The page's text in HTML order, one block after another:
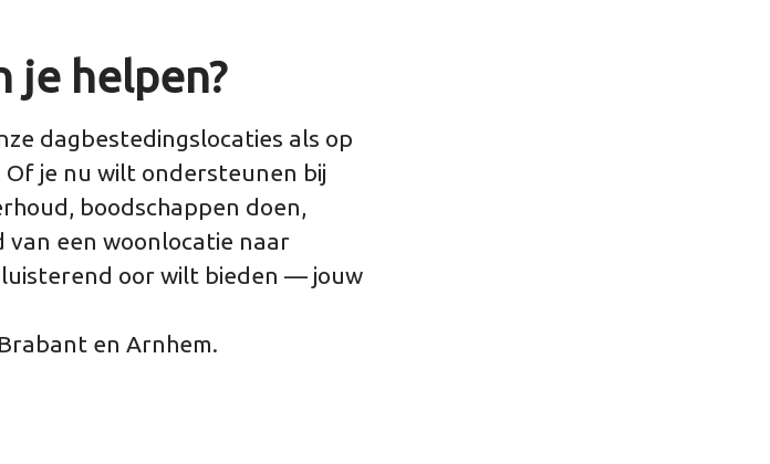
je helpen?
dagbestedingslocaties als op
Of je nu wilt ondersteunen bij
boodschappen doen,
een woonlocatie naar
oor wilt bieden — jouw
en Arnhem.